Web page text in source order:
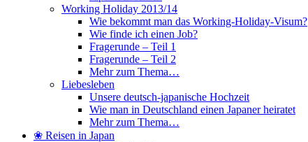
Working Holiday 2013/14
Wie bekommt man das Working-Holiday-Visum?
Wie finde ich einen Job?
Fragerunde – Teil 1
Fragerunde – Teil 2
Mehr zum Thema…
Liebesleben
Unsere deutsch-japanische Hochzeit
Wie man in Deutschland einen Japaner heiratet
Mehr zum Thema…
❀ Reisen in Japan